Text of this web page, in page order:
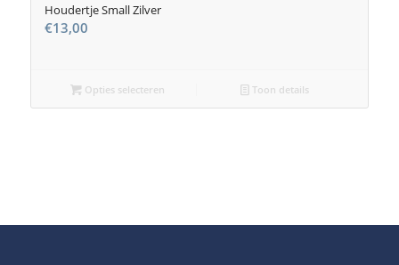
Houdertje Small Zilver
€13,00
Opties selecteren Toon details